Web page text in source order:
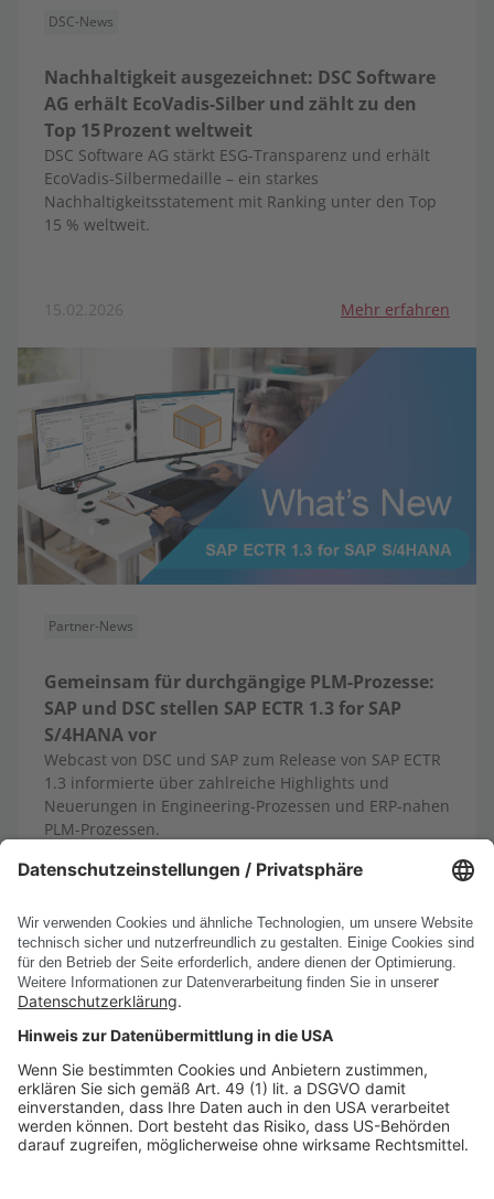
DSC-News
Nachhaltigkeit ausgezeichnet: DSC Software
AG erhält EcoVadis-Silber und zählt zu den
Top 15 Prozent weltweit
DSC Software AG stärkt ESG-Transparenz und erhält
EcoVadis-Silbermedaille – ein starkes
Nachhaltigkeitsstatement mit Ranking unter den Top
15 % weltweit.
15.02.2026 Mehr erfahren
Partner-News
Gemeinsam für durchgängige PLM-Prozesse:
SAP und DSC stellen SAP ECTR 1.3 for SAP
S/4HANA vor
Webcast von DSC und SAP zum Release von SAP ECTR
1.3 informierte über zahlreiche Highlights und
Neuerungen in Engineering-Prozessen und ERP-nahen
PLM-Prozessen.
13.10.2025 Mehr erfahren
Alle News anzeigen